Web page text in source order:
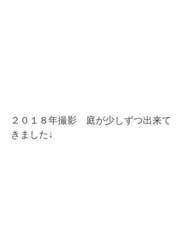
２０１８年撮影　庭が少しずつ出来て
きました↓